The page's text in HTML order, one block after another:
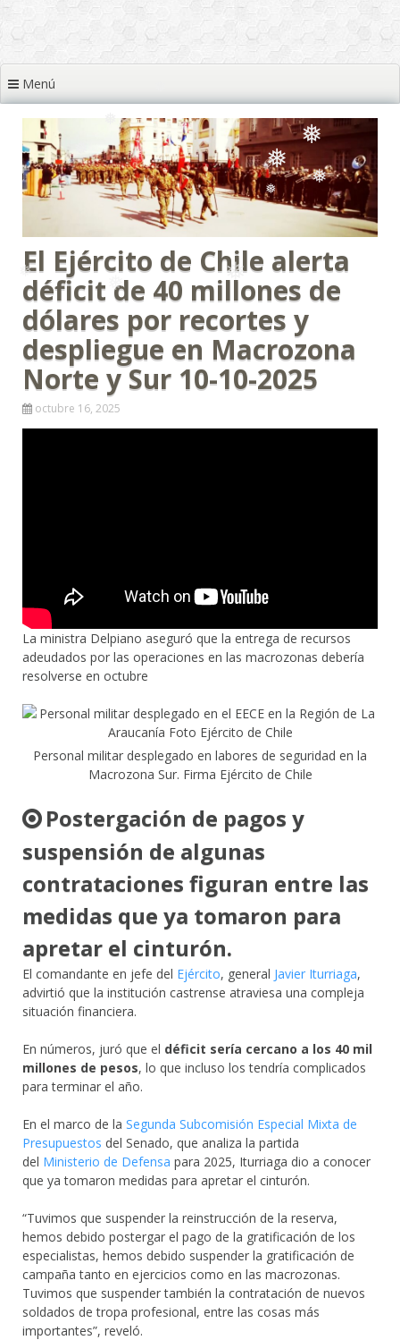
❅
❅
❅
❅ ❅
❅
❅
❅
Menú
El Ejército de Chile alerta
déficit de 40 millones de
dólares por recortes y
despliegue en Macrozona
Norte y Sur 10-10-2025
octubre 16, 2025
La ministra Delpiano aseguró que la entrega de recursos
adeudados por las operaciones en las macrozonas debería
resolverse en octubre
Personal militar desplegado en labores de seguridad en la
Macrozona Sur. Firma Ejército de Chile
Postergación de pagos y
suspensión de algunas
contrataciones figuran entre las
medidas que ya tomaron para
apretar el cinturón.​
El comandante en jefe del Ejército, general Javier Iturriaga,
advirtió que la institución castrense atraviesa una compleja
situación financiera.
En números, juró que el déficit sería cercano a los 40 mil
millones de pesos, lo que incluso los tendría complicados
para terminar el año.
En el marco de la Segunda Subcomisión Especial Mixta de
Presupuestos del Senado, que analiza la partida
del Ministerio de Defensa para 2025, Iturriaga dio a conocer
que ya tomaron medidas para apretar el cinturón.
“Tuvimos que suspender la reinstrucción de la reserva,
hemos debido postergar el pago de la gratificación de los
especialistas, hemos debido suspender la gratificación de
campaña tanto en ejercicios como en las macrozonas.
Tuvimos que suspender también la contratación de nuevos
soldados de tropa profesional, entre las cosas más
importantes”, reveló.